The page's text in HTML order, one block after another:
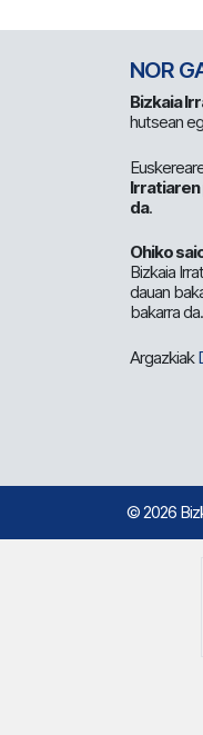
NOR
Bizkaia
hutsean
Irratiaren
da.
Ohiko
Bizkaia
dauan
bakarra da.
Argazkiak
© 2026